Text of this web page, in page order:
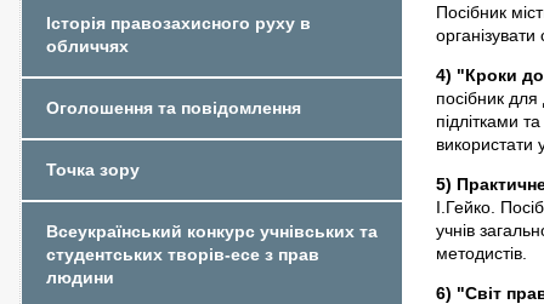
Посібник
4) "Кроки
посібник
підлітками
використати
5)
І.Гейко.
учнів
методистів.
6) "Світ
Історія правозахисного руху в
обличчях
Оголошення та повідомлення
Точка зору
Всеукраїнський конкурс учнівських та
студентських творів-есе з прав
людини